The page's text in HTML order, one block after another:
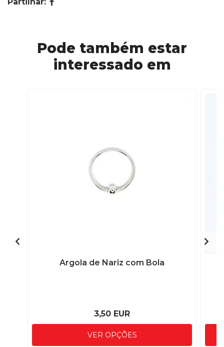
Pode também estar
interessado em
Argola de Nariz com Bola
3,50 EUR
VER OPÇÕES